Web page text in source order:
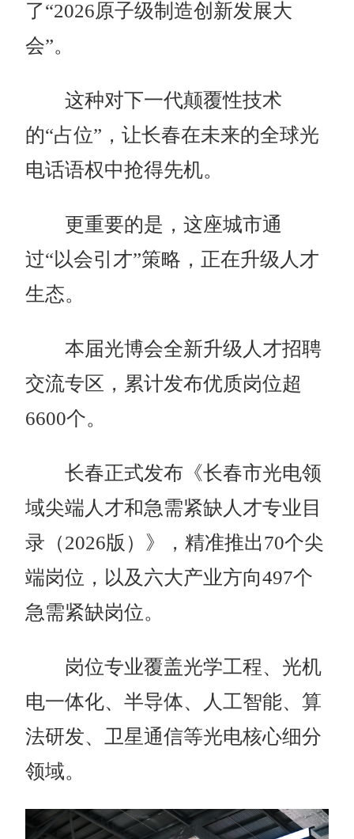
了“2026原子级制造创新发展大
会”。
这种对下一代颠覆性技术
的“占位”，让长春在未来的全球光
电话语权中抢得先机。
更重要的是，这座城市通
过“以会引才”策略，正在升级人才
生态。
本届光博会全新升级人才招聘
交流专区，累计发布优质岗位超
6600个。
长春正式发布《长春市光电领
域尖端人才和急需紧缺人才专业目
录（2026版）》，精准推出70个尖
端岗位，以及六大产业方向497个
急需紧缺岗位。
岗位专业覆盖光学工程、光机
电一体化、半导体、人工智能、算
法研发、卫星通信等光电核心细分
领域。